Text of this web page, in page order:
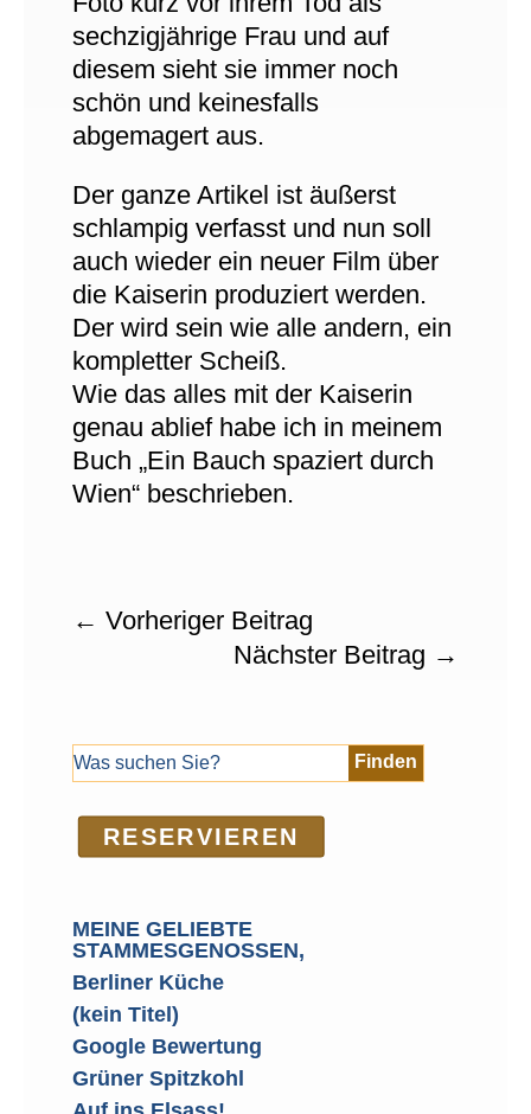
sechzigjährige Frau und auf
diesem sieht sie immer noch
schön und keinesfalls
abgemagert aus.
Der ganze Artikel ist äußerst
schlampig verfasst und nun soll
auch wieder ein neuer Film über
die Kaiserin produziert werden.
Der wird sein wie alle andern, ein
kompletter Scheiß.
Wie das alles mit der Kaiserin
genau ablief habe ich in meinem
Buch „Ein Bauch spaziert durch
Wien“ beschrieben.
← Vorheriger Beitrag
Nächster Beitrag →
RE­SER­VIEREN
MEINE GELIEBTE
STAMMESGENOSSEN,
Berliner Küche
(kein Titel)
Google Bewertung
Grüner Spitzkohl